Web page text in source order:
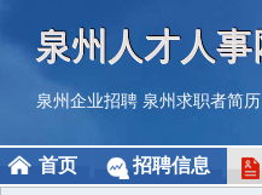
泉州人才人事
泉州企业招聘 泉州求职者简历
首页 招聘信息